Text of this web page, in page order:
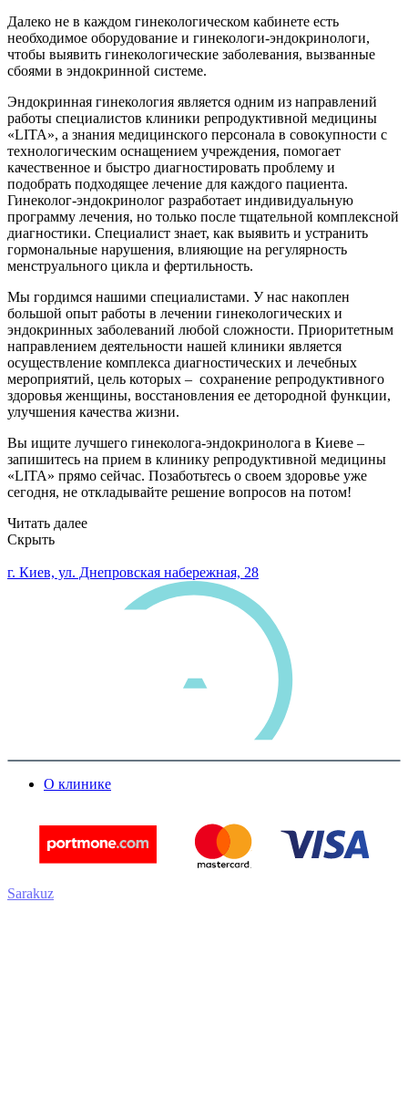
Далеко не в каждом гинекологическом кабинете есть
необходимое оборудование и гинекологи-эндокринологи,
чтобы выявить гинекологические заболевания, вызванные
сбоями в эндокринной системе.
Эндокринная гинекология является одним из направлений
работы специалистов клиники репродуктивной медицины
«LITA», а знания медицинского персонала в совокупности с
технологическим оснащением учреждения, помогает
качественное и быстро диагностировать проблему и
подобрать подходящее лечение для каждого пациента.
Гинеколог-эндокринолог разработает индивидуальную
программу лечения, но только после тщательной комплексной
диагностики. Специалист знает, как выявить и устранить
гормональные нарушения, влияющие на регулярность
менструального цикла и фертильность.
Мы гордимся нашими специалистами. У нас накоплен
большой опыт работы в лечении гинекологических и
эндокринных заболеваний любой сложности. Приоритетным
направлением деятельности нашей клиники является
осуществление комплекса диагностических и лечебных
мероприятий, цель которых – сохранение репродуктивного
здоровья женщины, восстановления ее детородной функции,
улучшения качества жизни.
Вы ищите лучшего гинеколога-эндокринолога в Киеве –
запишитесь на прием в клинику репродуктивной медицины
«LITA» прямо сейчас. Позаботьтесь о своем здоровье уже
сегодня, не откладывайте решение вопросов на потом!
Читать далее
Скрыть
г. Киев, ул. Днепровская набережная, 28
О клинике
Sarakuz